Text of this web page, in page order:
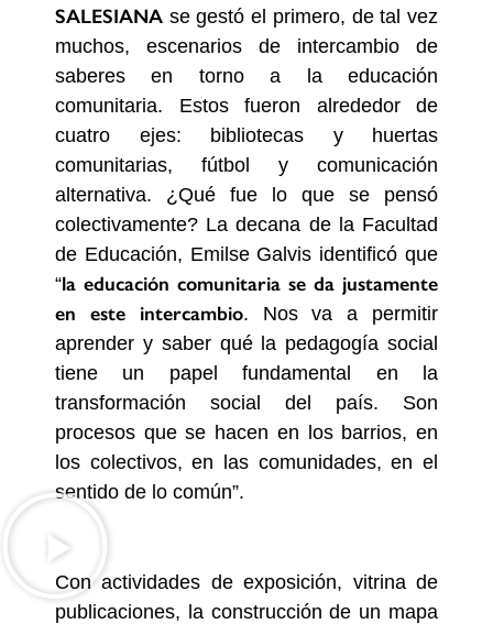
SALESIANA se gestó el primero, de tal vez
muchos, escenarios de intercambio de
saberes en torno a la educación
comunitaria. Estos fueron alrededor de
cuatro ejes: bibliotecas y huertas
comunitarias, fútbol y comunicación
alternativa. ¿Qué fue lo que se pensó
colectivamente? La decana de la Facultad
de Educación, Emilse Galvis identificó que
“la educación comunitaria se da justamente
en este intercambio. Nos va a permitir
aprender y saber qué la pedagogía social
tiene un papel fundamental en la
transformación social del país. Son
procesos que se hacen en los barrios, en
los colectivos, en las comunidades, en el
sentido de lo común”.
Con actividades de exposición, vitrina de
publicaciones, la construcción de un mapa